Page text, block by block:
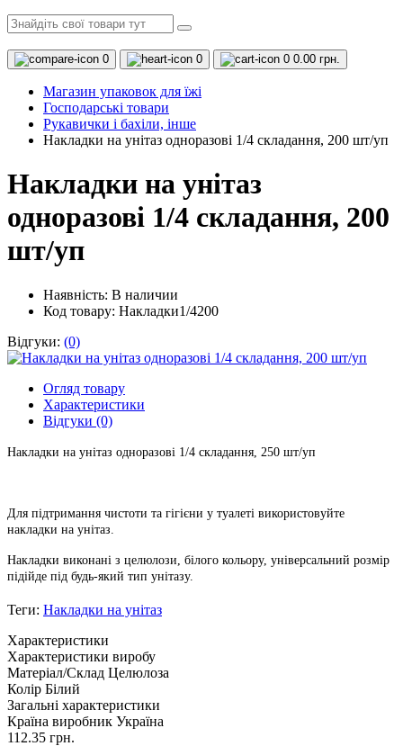
0 0 0 0.00 грн.
Магазин упаковок для їжі
Господарські товари
Рукавички і бахіли, інше
Накладки на унітаз одноразові 1/4 складання, 200 шт/уп
Накладки на унітаз
одноразові 1/4 складання, 200
шт/уп
Наявність: В наличии
Код товару: Накладки1/4200
Відгуки: (0)
Огляд товару
Характеристики
Відгуки (0)
Накладки на унітаз одноразові 1/4 складання, 250 шт/уп
Для підтримання чистоти та гігієни у туалеті використовуйте
накладки на унітаз.
Накладки виконані з целюлози, білого кольору, універсальний розмір
підійде під будь-який тип унітазу.
Теги: Накладки на унітаз
Характеристики
Характеристики виробу
Матеріал/Склад Целюлоза
Колір Білий
Загальні характеристики
Країна виробник Україна
112.35 грн.